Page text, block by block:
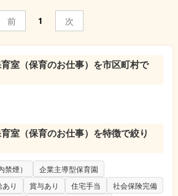
前 1 次
室（保育のお仕事）を市区町村で
室（保育のお仕事）を特徴で絞り
煙）
企業主導型保育園
り 賞与あり 住宅手当
社会保険完備